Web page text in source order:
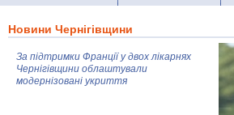
Новини Чернігівщини
За підтримки Франції у двох лікарнях
Чернігівщини облаштували
модернізовані укриття